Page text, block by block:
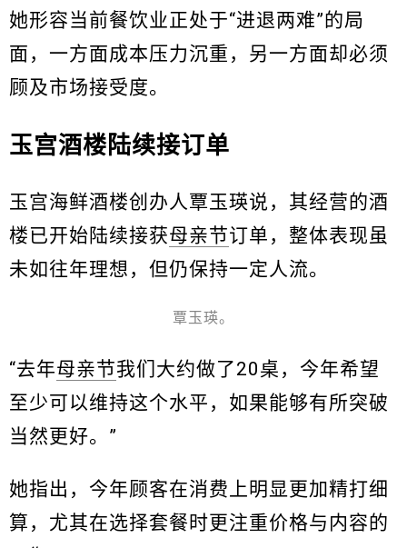
她形容当前餐饮业正处于“进退两难”的局
面，一方面成本压力沉重，另一方面却必须
顾及市场接受度。
玉宫酒楼陆续接订单
玉宫海鲜酒楼创办人覃玉瑛说，其经营的酒
楼已开始陆续接获母亲节订单，整体表现虽
未如往年理想，但仍保持一定人流。
覃玉瑛。
“去年母亲节我们大约做了20桌，今年希望
至少可以维持这个水平，如果能够有所突破
当然更好。”
她指出，今年顾客在消费上明显更加精打细
算，尤其在选择套餐时更注重价格与内容的